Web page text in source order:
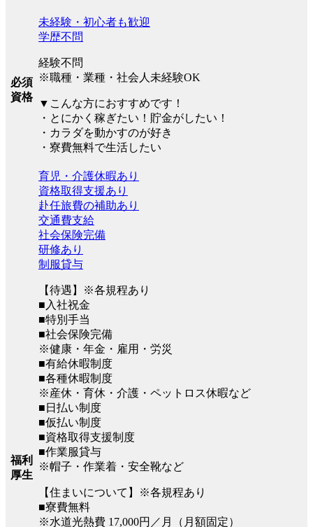
必須
資格
未経験・初心者も歓迎
学歴不問
経験不問
※職種・業種・社会人未経験OK
▼こんな方におすすめです！
・とにかく稼ぎたい！貯金がしたい！
・カラダを動かすのが好き
・寮費無料で生活したい
福利
厚生
育児・介護休暇あり
資格取得支援あり
赴任旅費の補助あり
交通費支給
社会保険完備
研修あり
制服貸与
【待遇】※各規程あり
■入社祝金
■特別手当
■社会保険完備
※健康・年金・雇用・労災
■有給休暇制度
■各種休暇制度
※産休・育休・介護・ペットロス休暇など
■日払い制度
■仮払い制度
■資格取得支援制度
■作業服貸与
※帽子・作業着・安全靴など
【住まいについて】※各規程あり
■寮費無料
※水道光熱費 17,000円／月（月額固定）